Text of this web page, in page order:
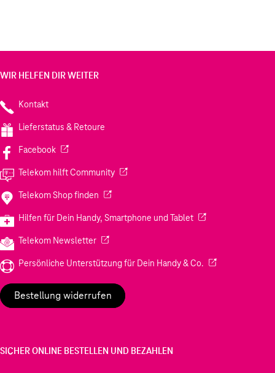
WIR HELFEN DIR WEITER
Kontakt
Lieferstatus & Retoure
Facebook(Wird in einem neuen Tab geöffnet)
Telekom hilft Community(Wird in einem neuen Tab geöffnet)
Telekom Shop finden (Wird in einem neuen Tab geöffnet)
Hilfen für Dein Handy, Smartphone und Tablet(Wird in einem
Telekom Newsletter(Wird in einem neuen Tab geöffnet)
Persönliche Unterstützung für Dein Handy & Co. (Wird in einem
Bestellung widerrufen
SICHER ONLINE BESTELLEN UND BEZAHLEN